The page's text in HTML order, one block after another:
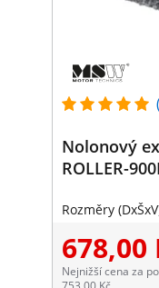
Nolonový
ROLLER-
Rozměry
678,00
Nejnižší cena za